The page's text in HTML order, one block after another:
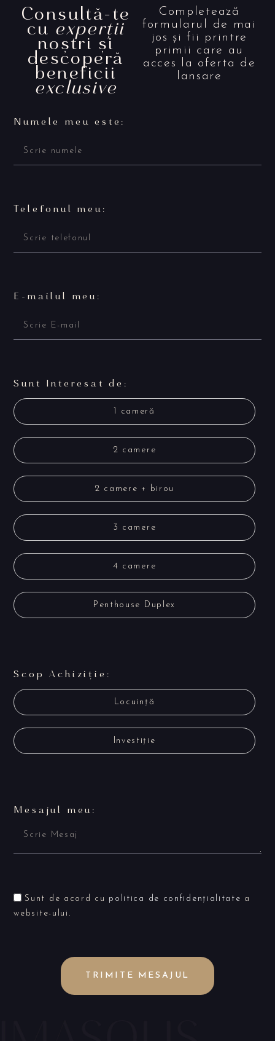
Consultă-te
cuexperții
noștri și
descoperă
beneficii
exclusive
Completează
formularul de mai
jos și fii printre
primii care au
acces la oferta de
lansare
Numele meu este:
Telefonul meu:
E-mailul meu:
Sunt Interesat de:
1 cameră
2 camere
2 camere + birou
3 camere
4 camere
Penthouse Duplex
Scop Achiziție:
Locuință
Investiție
Mesajul meu:
Sunt de acord cu politica de confidențialitate a
website-ului.
TRIMITE MESAJUL